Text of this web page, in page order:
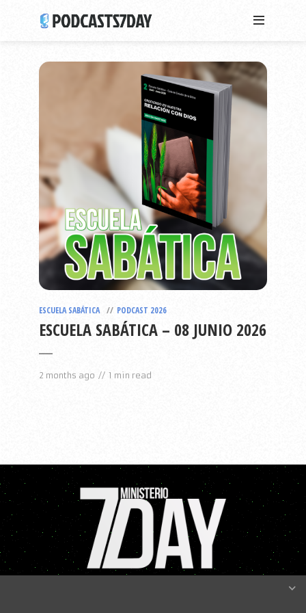
ESCUELA SABÁTICA PODCAST 2026
ESCUELA SABÁTICA – 08 JUNIO 2026
2 months ago 1 min read